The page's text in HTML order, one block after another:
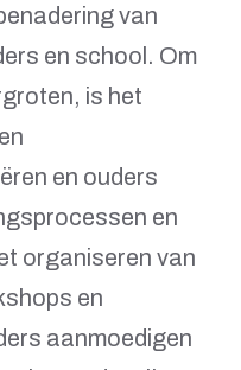
van
en school. Om
is het
en ouders
en
organiseren van
en
aanmoedigen